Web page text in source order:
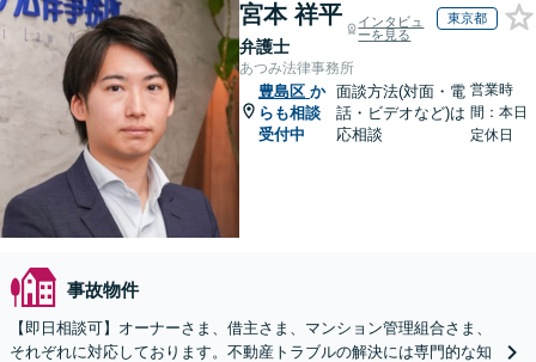
宮本 祥平
弁護士
インタビュ
ーを見る
東京都
あつみ法律事務所
豊島区 か
らも相談
受付中
面談方法(対面・電
話・ビデオなど)は
応相談
営業時
間：本日
定休日
事故物件
【即日相談可】オーナーさま、借主さま、マンション管理組合さま、
それぞれに対応しております。不動産トラブルの解決には専門的な知